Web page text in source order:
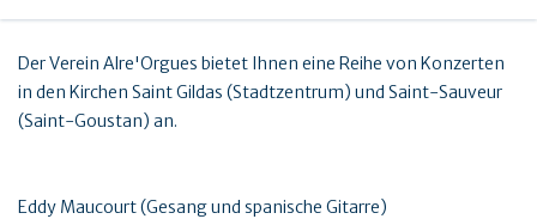
Der Verein Alre'Orgues bietet Ihnen eine Reihe von Konzerten
in den Kirchen Saint Gildas (Stadtzentrum) und Saint-Sauveur
(Saint-Goustan) an.
Eddy Maucourt (Gesang und spanische Gitarre)